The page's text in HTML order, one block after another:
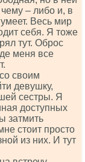
чему – либо и, в
Весь мир
себя. Я тоже
тут. Оброс
меня все
своим
девушку,
сестры. Я
доступных
затмить
стоит просто
из них. И тут